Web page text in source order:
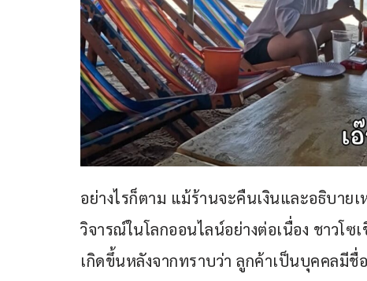
อย่างไรก็ตาม แม้ร้านจะคืนเงินและอธิบาย
วิจารณ์ในโลกออนไลน์อย่างต่อเนื่อง ชาวโซ
เกิดขึ้นหลังจากทราบว่า ลูกค้าเป็นบุคคลมีชื่